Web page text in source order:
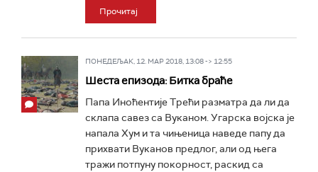
Прочитај
ПОНЕДЕЉАК, 12. МАР 2018, 13:08 -> 12:55
Шеста епизода: Битка браће
Папа Иноћентије Трећи разматра да ли да
склапа савез са Вуканом. Угарска војска је
напала Хум и та чињеница наведе папу да
прихвати Вуканов предлог, али од њега
тражи потпуну покорност, раскид са